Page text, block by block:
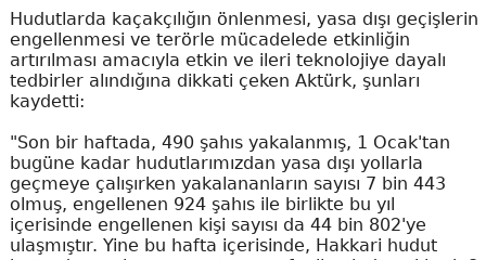
Hudutlarda kaçakçılığın önlenmesi, yasa dışı geçişlerin
engellenmesi ve terörle mücadelede etkinliğin
artırılması amacıyla etkin ve ileri teknolojiye dayalı
tedbirler alındığına dikkati çeken Aktürk, şunları
kaydetti:
"Son bir haftada, 490 şahıs yakalanmış, 1 Ocak'tan
bugüne kadar hudutlarımızdan yasa dışı yollarla
geçmeye çalışırken yakalananların sayısı 7 bin 443
olmuş, engellenen 924 şahıs ile birlikte bu yıl
içerisinde engellenen kişi sayısı da 44 bin 802'ye
ulaşmıştır. Yine bu hafta içerisinde, Hakkari hudut